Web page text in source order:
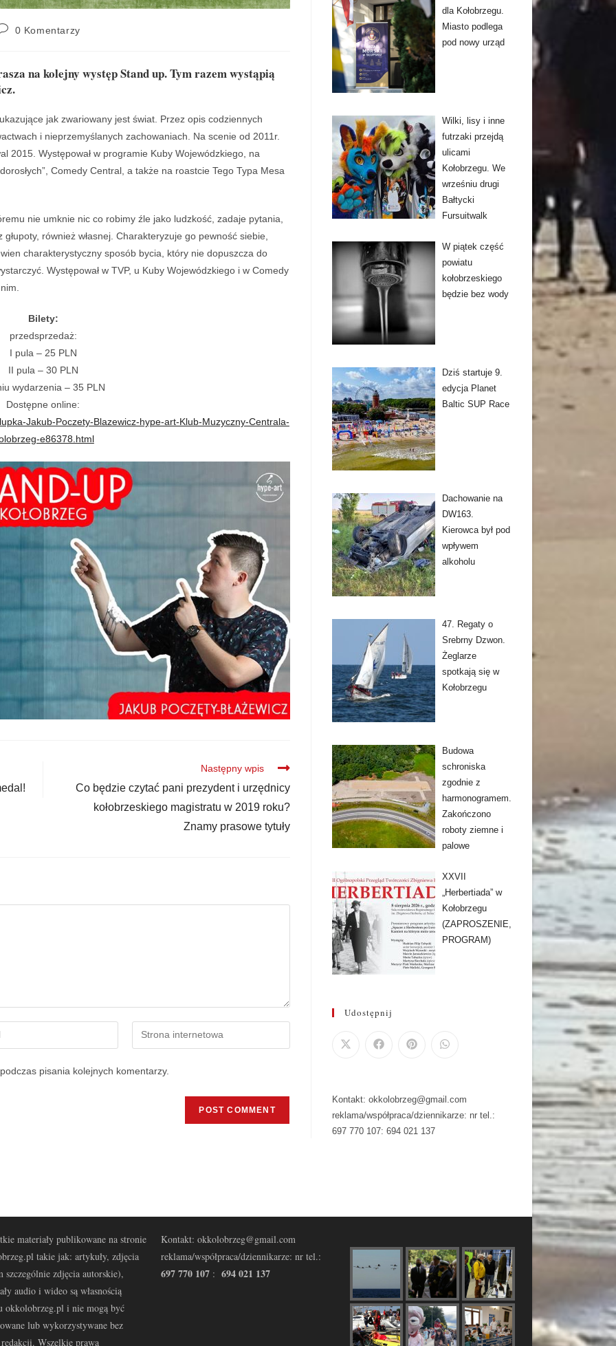
0 Komentarzy
na kolejny występ Stand up. Tym razem wystąpią
jak zwariowany jest świat. Przez opis codziennych
i nieprzemyślanych zachowaniach. Na scenie od 2011r.
2015. Występował w programie Kuby Wojewódzkiego, na
Comedy Central, a także na roastcie Tego Typa Mesa
nie umknie nic co robimy źle jako ludzkość, zadaje pytania,
również własnej. Charakteryzuje go pewność siebie,
charakterystyczny sposób bycia, który nie dopuszcza do
Występował w TVP, u Kuby Wojewódzkiego i w Comedy
Bilety:
przedsprzedaż:
I pula – 25 PLN
II pula – 30 PLN
wydarzenia – 35 PLN
Dostępne online:
Jakub-Poczety-Blazewicz-hype-art-Klub-Muzyczny-Centrala-
e86378.html
Następny wpis
Co będzie czytać pani prezydent i urzędnicy
kołobrzeskiego magistratu w 2019 roku?
Znamy prasowe tytuły
pisania kolejnych komentarzy.
dla Kołobrzegu.
Miasto podlega
pod nowy urząd
Wilki, lisy i inne
futrzaki przejdą
ulicami
Kołobrzegu. We
wrześniu drugi
Bałtycki
Fursuitwalk
W piątek część
powiatu
kołobrzeskiego
będzie bez wody
Dziś startuje 9.
edycja Planet
Baltic SUP Race
Dachowanie na
DW163.
Kierowca był pod
wpływem
alkoholu
47. Regaty o
Srebrny Dzwon.
Żeglarze
spotkają się w
Kołobrzegu
Budowa
schroniska
zgodnie z
harmonogramem.
Zakończono
roboty ziemne i
palowe
XXVII
„Herbertiada” w
Kołobrzegu
(ZAPROSZENIE,
PROGRAM)
Udostępnij
Kontakt: okkolobrzeg@gmail.com
reklama/współpraca/dziennikarze: nr tel.:
697 770 107: 694 021 137
materiały publikowane na stronie
takie jak: artykuły, zdjęcia
szczególnie zdjęcia autorskie),
audio i wideo są własnością
okkolobrzeg.pl i nie mogą być
lub wykorzystywane bez
Wszelkie prawa
Kontakt: okkolobrzeg@gmail.com
reklama/współpraca/dziennikarze: nr tel.:
697 770 107 : 694 021 137